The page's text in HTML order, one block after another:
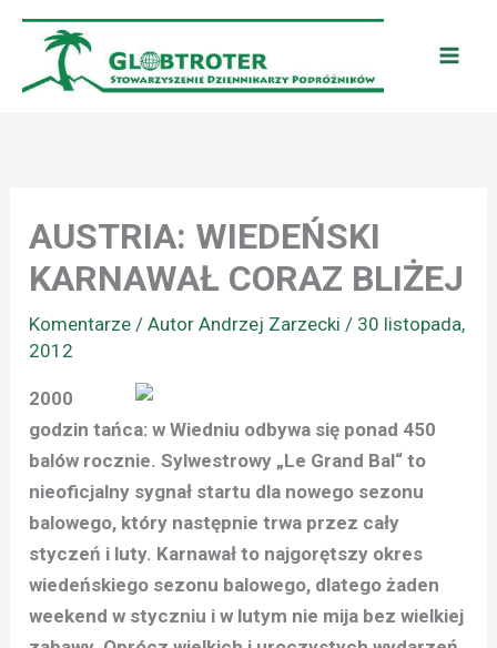
Przejdź
treści
AUSTRIA: WIEDEŃSKI
KARNAWAŁ CORAZ BLIŻEJ
Komentarze / Autor Andrzej Zarzecki/ 30 listopada,
2012
2000
godzin tańca: w Wiedniu odbywa się ponad 450
balów rocznie. Sylwestrowy „Le Grand Bal“ to
nieoficjalny sygnał startu dla nowego sezonu
balowego, który następnie trwa przez cały
styczeń i luty. Karnawał to najgorętszy okres
wiedeńskiego sezonu balowego, dlatego żaden
weekend w styczniu i w lutym nie mija bez wielkiej